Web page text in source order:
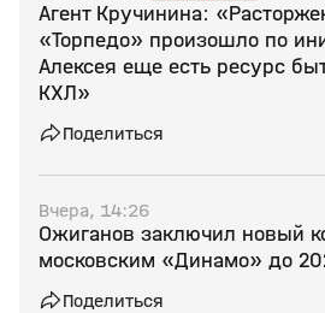
Агент Кручинина:
«Торпедо» произошло по
Алексея еще есть ресурс
КХЛ»
Поделиться
Вчера, 14:26
Ожиганов заключил новый
московским «Динамо» до
Поделиться